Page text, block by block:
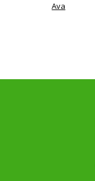
Ava